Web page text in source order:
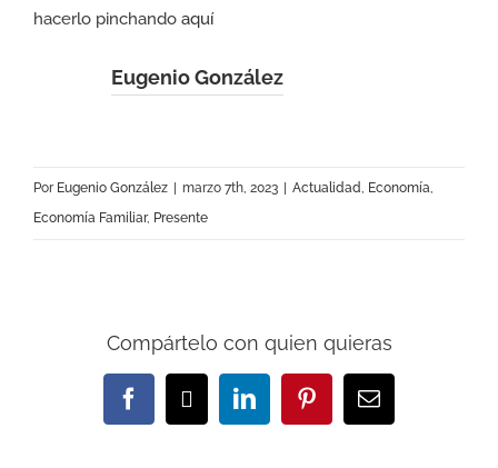
hacerlo pinchando aquí
Eugenio González
Por Eugenio González | marzo 7th, 2023 | Actualidad Economía
Economía Familiar, Presente
Compártelo con quien quieras
Facebook
X LinkedInPinterestCorreo
electrónico